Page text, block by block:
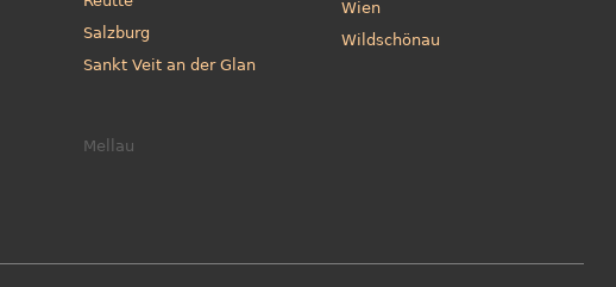
Salzburg
Sankt Veit an der Glan
Wien
Wildschönau
Mellau